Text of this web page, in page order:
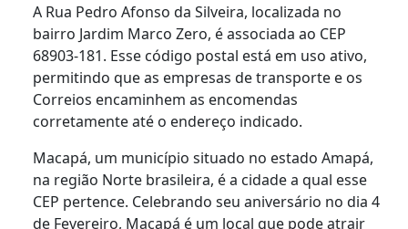
A Rua Pedro Afonso da Silveira, localizada no
bairro Jardim Marco Zero, é associada ao CEP
68903-181. Esse código postal está em uso ativo,
permitindo que as empresas de transporte e os
Correios encaminhem as encomendas
corretamente até o endereço indicado.
Macapá, um município situado no estado Amapá,
na região Norte brasileira, é a cidade a qual esse
CEP pertence. Celebrando seu aniversário no dia 4
de Fevereiro, Macapá é um local que pode atrair